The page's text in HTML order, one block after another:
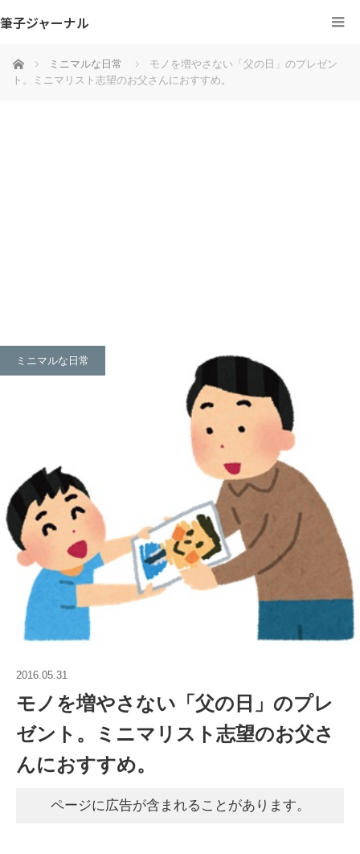
筆子ジャーナル
ホーム ミニマルな日常
モノを増やさない「父の日」のプレゼン
ト。ミニマリスト志望のお父さんにおすすめ。
ミニマルな日常
2016.05.31
モノを増やさない「父の日」のプレ
ゼント。ミニマリスト志望のお父さ
んにおすすめ。
ページに広告が含まれることがあります。